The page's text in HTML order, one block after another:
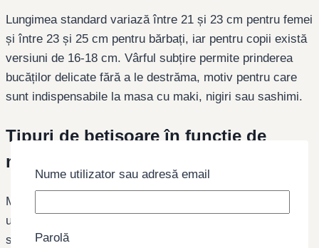
Lungimea standard variază între 21 și 23 cm pentru femei
și între 23 și 25 cm pentru bărbați, iar pentru copii există
versiuni de 16-18 cm. Vârful subțire permite prinderea
bucăților delicate fără a le destrăma, motiv pentru care
sunt indispensabile la masa cu maki, nigiri sau sashimi.
Tipuri de bețișoare în funcție de
material
Materialul determină greutatea, aderența și durabilitatea
ustensilei. Fiecare variantă are un rol clar în bucătărie
sau la masă:
Nume utilizator sau adresă email
Parolă